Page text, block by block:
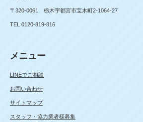
〒320-0061 栃木宇都宮市宝木町2-1064-27
TEL 0120-819-816
メニュー
LINEでご相談
お問い合わせ
サイトマップ
スタッフ・協力業者様募集